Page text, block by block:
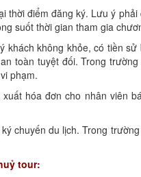
thời điểm đăng ký. Lưu ý
suốt thời gian tham gia
không khỏe, có tiền
toàn tuyệt đối. Trong
phạm.
hóa đơn cho nhân viên
chuyến du lịch. Trong
tour: